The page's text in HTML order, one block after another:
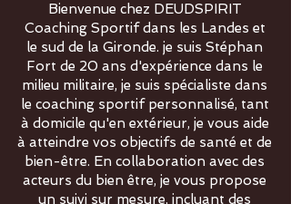
Bienvenue chez DEUDSPIRIT
Coaching Sportif dans les Landes et
le sud de la Gironde. je suis Stéphan
Fort de 20 ans d'expérience dans le
milieu militaire, je suis spécialiste dans
le coaching sportif personnalisé, tant
à domicile qu'en extérieur, je vous aide
à atteindre vos objectifs de santé et de
bien-être. En collaboration avec des
acteurs du bien être, je vous propose
un suivi sur mesure, incluant des